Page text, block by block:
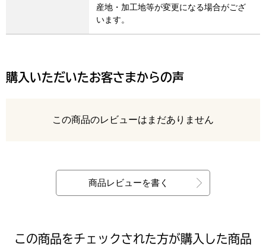
産地・加工地等が変更になる場合がござ
います。
購入いただいたお客さまからの声
レビュー
この商品のレビューはまだありません
商品レビューを書く
この商品をチェックされた方が購入した商品